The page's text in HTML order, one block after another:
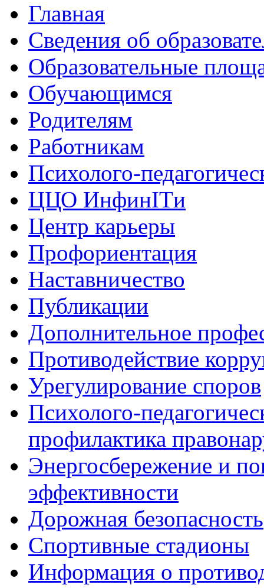
Главная
Сведения об
Образовательные
Обучающимся
Родителям
Работникам
Психолого-
ЦЦО ИнфинITи
Центр карьеры
Профориентация
Наставничество
Публикации
Дополнительное
Противодействие
Урегулирование споров
Психолого-
профилактика
Энергосбережение и
эффективности
Дорожная безопасность
Спортивные стадионы
Информация о